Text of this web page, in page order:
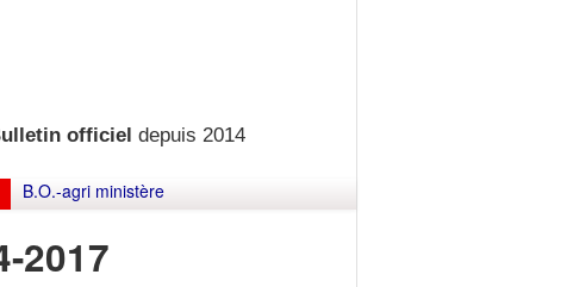
officiel depuis 2014
B.O.-agri ministère
2017